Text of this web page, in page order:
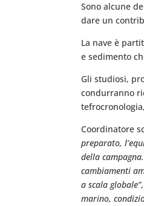
Sono alcune
dare un
La nave è
e sedimento
Gli studiosi,
condurranno
Coordinatore
preparato,
della
cambiamenti
a scala globale”
marino,